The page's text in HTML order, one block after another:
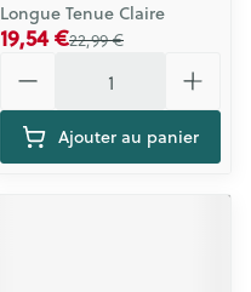
Longue Tenue Claire
22,99 €
19,54 €
Ajouter au panier